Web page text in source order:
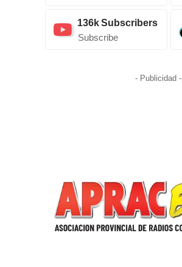
136kSubscribers
Subscribe
- Publicidad -